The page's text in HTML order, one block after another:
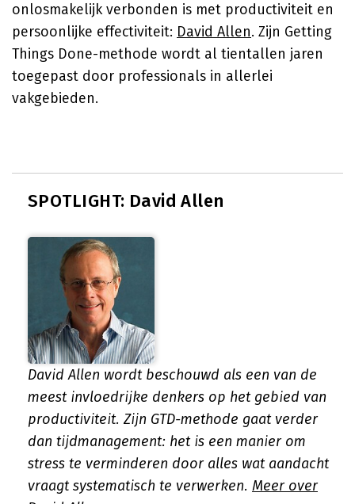
onlosmakelijk verbonden is met productiviteit en
persoonlijke effectiviteit: David Allen. Zijn Getting
Things Done-methode wordt al tientallen jaren
toegepast door professionals in allerlei
vakgebieden.
SPOTLIGHT: David Allen
David Allen wordt beschouwd als een van de
meest invloedrijke denkers op het gebied van
productiviteit. Zijn GTD-methode gaat verder
dan tijdmanagement: het is een manier om
stress te verminderen door alles wat aandacht
vraagt systematisch te verwerken. Meer over